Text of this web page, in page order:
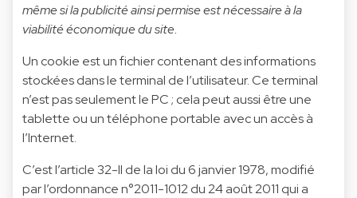
même si la publicité ainsi permise est nécessaire à la
viabilité économique du site.
Un cookie est un fichier contenant des informations
stockées dans le terminal de l’utilisateur. Ce terminal
n’est pas seulement le PC ; cela peut aussi être une
tablette ou un téléphone portable avec un accès à
l’Internet.
C’est l’article 32-II de la loi du 6 janvier 1978, modifié
par l’ordonnance n°2011-1012 du 24 août 2011 qui a